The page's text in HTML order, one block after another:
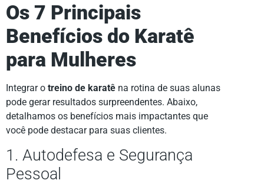
Os 7 Principais
Benefícios do Karatê
para Mulheres
Integrar o treino de karatê na rotina de suas alunas
pode gerar resultados surpreendentes. Abaixo,
detalhamos os benefícios mais impactantes que
você pode destacar para suas clientes.
1. Autodefesa e Segurança
Pessoal